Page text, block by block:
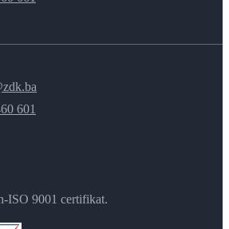
601
ISO 9001 certifikat.